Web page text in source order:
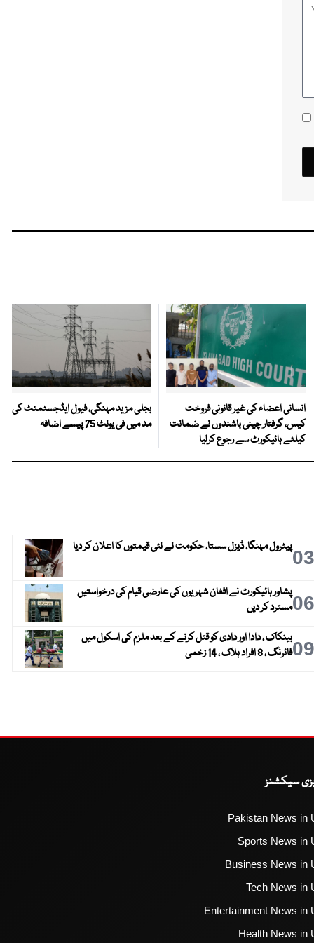
انسانی اعضاء کی غیر قانونی فروخت
کیس، گرفتار چینی باشندوں نے ضمانت
کیلئے ہائیکورٹ سے رجوع کرلیا
بجلی مزید مہنگی، فیول ایڈجسٹمنٹ کی
مد میں فی یونٹ 75 پیسے اضافہ
03پیٹرول مہنگا، ڈیزل سستا، حکومت نے نئی قیمتوں کا اعلان کر دیا
06پشاور ہائیکورٹ نے افغان شہریوں کی عارضی قیام کی درخواستیں
مسترد کر دیں
09بینکاک ، دادا اور دادی کو قتل کرنے کے بعد ملزم کی اسکول میں
فائرنگ ، 8 افراد ہلاک ، 14 زخمی
سیکشنز
Pakistan News in
Sports News in
Business News in
Tech News in
Entertainment News in
Health News in